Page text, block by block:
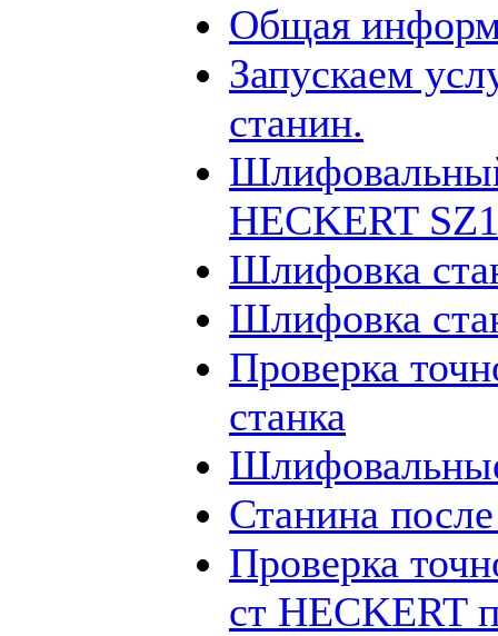
Общая
Запускаем
станин.
HECKERT
Шлифовка
Шлифовка
Проверка
станка
Станина
Проверка
ст HECKERT